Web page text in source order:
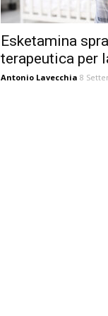
Esketamina
terapeutica per
Antonio Lavecchia 8